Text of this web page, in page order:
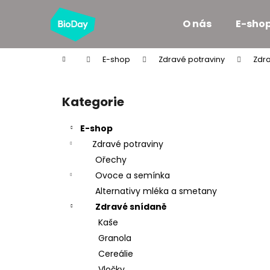
O nás E-
Domů E-shop Zdravé potraviny
Přeskočit
kategorie
Kategorie
E-shop
Zdravé potraviny
Ořechy
Ovoce a semínka
Alternativy mléka a smetany
Zdravé snídaně
Kaše
Granola
Cereálie
í
Zpět
do
Zpět
do